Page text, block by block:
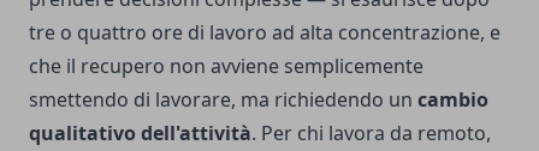
tre o quattro ore di lavoro ad alta concentrazione, e
che il recupero non avviene semplicemente
smettendo di lavorare, ma richiedendo un cambio
qualitativo dell'attività. Per chi lavora da remoto,